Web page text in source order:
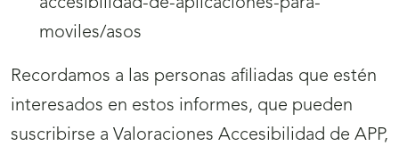
accesibilidad-de-aplicaciones-para-
moviles/asos
Recordamos a las personas afiliadas que estén
interesados en estos informes, que pueden
suscribirse a Valoraciones Accesibilidad de APP,